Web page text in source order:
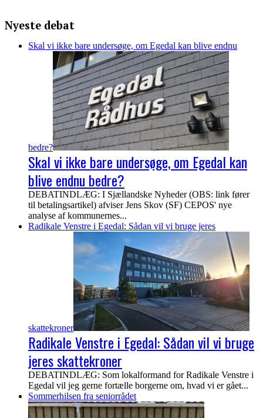
Nyeste debat
Skal vi ikke bare undersøge, om Egedal kan blive endnu
bedre?
Skal vi ikke bare undersøge, om Egedal kan
blive endnu bedre?
DEBATINDLÆG: I Sjællandske Nyheder (OBS: link fører
til betalingsartikel) afviser Jens Skov (SF) CEPOS' nye
analyse af kommunernes...
Radikale Venstre i Egedal: Sådan vil vi bruge jeres
skattekroner
Radikale Venstre i Egedal: Sådan vil vi bruge
jeres skattekroner
DEBATINDLÆG: Som lokalformand for Radikale Venstre i
Egedal vil jeg gerne fortælle borgerne om, hvad vi er gået...
Sommerhilsen fra seniorrådet